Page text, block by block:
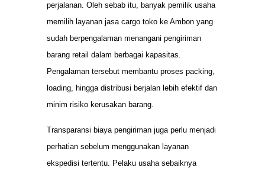
perjalanan. Oleh sebab itu, banyak pemilik usaha
memilih layanan jasa cargo toko ke Ambon yang
sudah berpengalaman menangani pengiriman
barang retail dalam berbagai kapasitas.
Pengalaman tersebut membantu proses packing,
loading, hingga distribusi berjalan lebih efektif dan
minim risiko kerusakan barang.
Transparansi biaya pengiriman juga perlu menjadi
perhatian sebelum menggunakan layanan
ekspedisi tertentu. Pelaku usaha sebaiknya